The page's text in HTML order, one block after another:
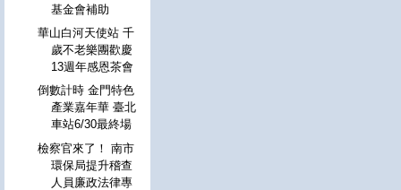
基金會補助
華山白河天使站 千
歲不老樂團歡慶
13週年感恩茶會
倒數計時 金門特色
產業嘉年華 臺北
車站6/30最終場
檢察官來了！ 南市
環保局提升稽查
人員廉政法律專